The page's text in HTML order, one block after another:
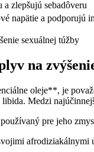
a zlepšujú sebadôveru
napätie a podporujú
na
oleje**, je
Medzi
pre jeho
afrodiziakálnymi